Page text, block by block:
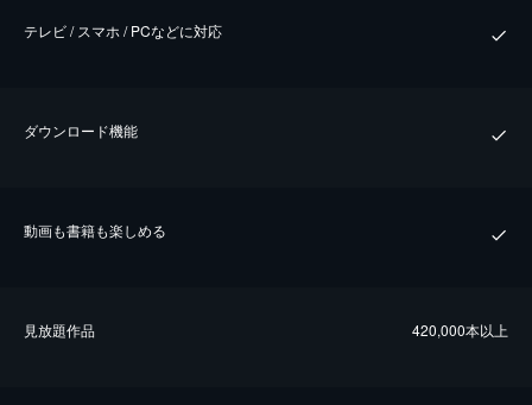
テレビ / スマホ / PCなどに対応
ダウンロード機能
動画も書籍も楽しめる
⾒放題作品 420,000本以上